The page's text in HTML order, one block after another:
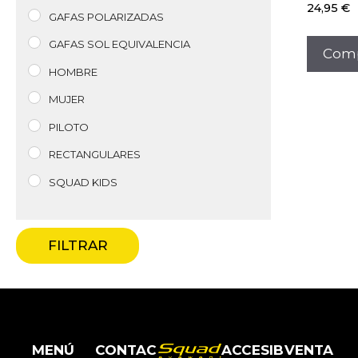
GAFAS POLARIZADAS
GAFAS SOL EQUIVALENCIA
HOMBRE
MUJER
PILOTO
RECTANGULARES
SQUAD KIDS
FILTRAR
24,95 €
MENÚ CONTAC ACCESIBVENTA